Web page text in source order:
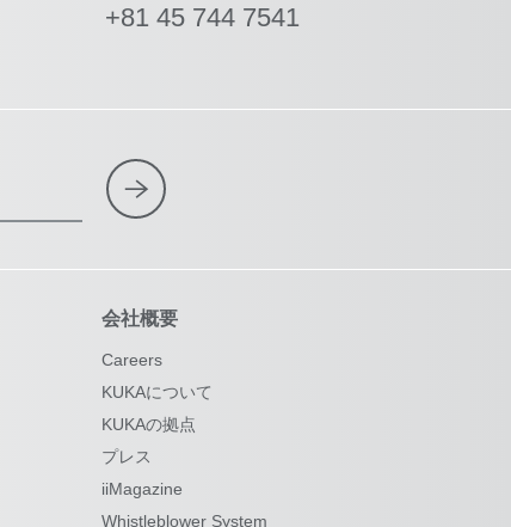
+81 45 744 7541
会社概要
Careers
KUKAについて
KUKAの拠点
プレス
iiMagazine
Whistleblower System